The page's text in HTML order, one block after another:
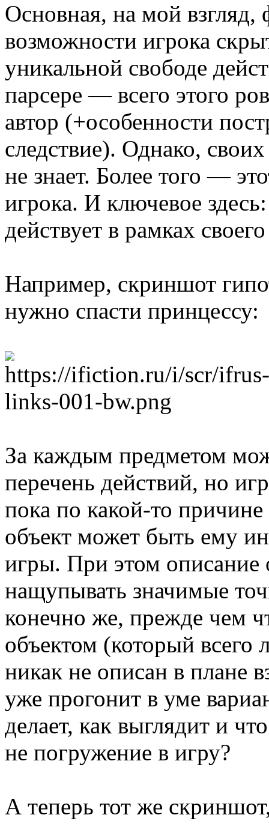
Основная, на мой
возможности игрока
уникальной свободе
парсере — всего этого
автор (+особенности
следствие). Однако,
не знает. Более того —
игрока. И ключевое
действует в рамках
Например, скриншот
нужно спасти принцессу:
За каждым предметом
перечень действий, но
пока по какой-то
объект может быть ему
игры. При этом описание
нащупывать значимые
конечно же, прежде чем
объектом (который всего
никак не описан в плане
уже прогонит в уме
делает, как выглядит и
не погружение в игру?
А теперь тот же